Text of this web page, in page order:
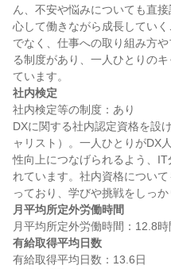
ん、不安や悩みについても直
心して働きながら成長してい
でなく、仕事への取り組み方
る制度があり、一人ひとりの
社内検定
社内検定等の制度：あり
DXに関する社内認定資格を設
ャリスト）。一人ひとりがDX
性向上につなげられるよう、
れています。社内資格につい
月平均所定外労働時間
有給取得平均日数